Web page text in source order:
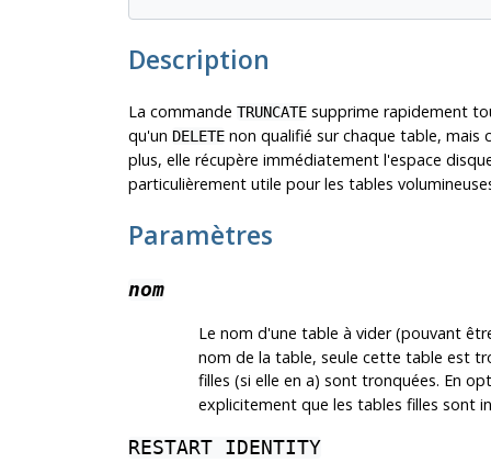
Description
La commande TRUNCATEsupprime rapidement
qu'un DELETEnon qualifié sur chaque table, mais
plus, elle récupère immédiatement l'espace
particulièrement utile pour les tables
Paramètres
nom
Le nom d'une table à vider (pouvant
nom de la table, seule cette table est
filles (si elle en a) sont tronquées. En
explicitement que les tables filles sont
RESTART IDENTITY